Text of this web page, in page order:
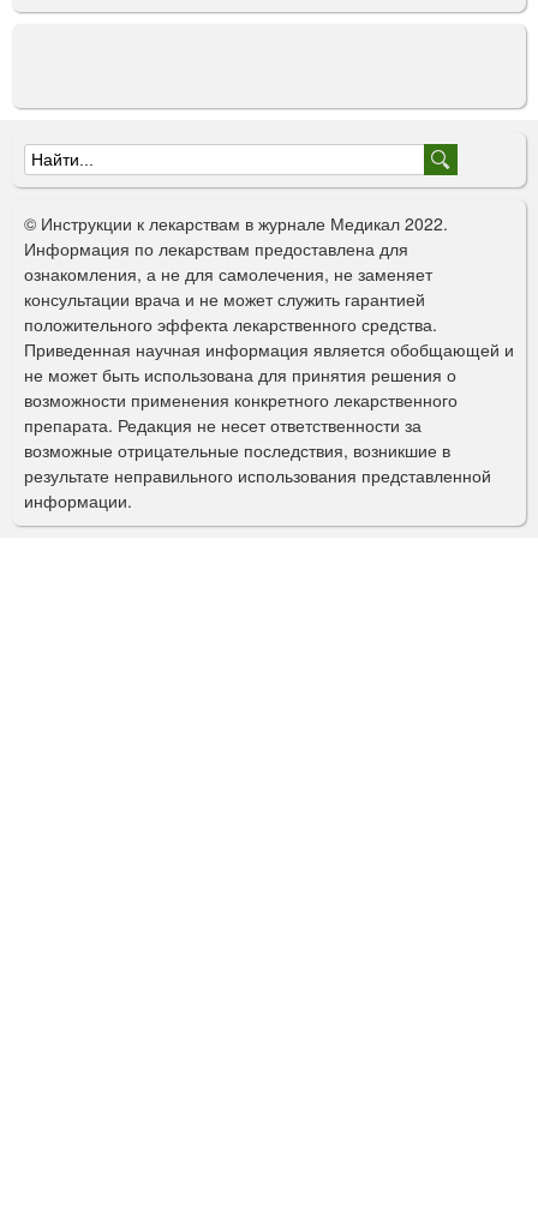
Ф
о
р
м
а
п
о
и
с
к
© Инструкции к лекарствам в журнале Медикал 2022.
Информация по лекарствам предоставлена для
ознакомления, а не для самолечения, не заменяет
консультации врача и не может служить гарантией
положительного эффекта лекарственного средства.
Приведенная научная информация является обобщающей и
не может быть использована для принятия решения о
возможности применения конкретного лекарственного
препарата. Редакция не несет ответственности за
возможные отрицательные последствия, возникшие в
результате неправильного использования представленной
информации.